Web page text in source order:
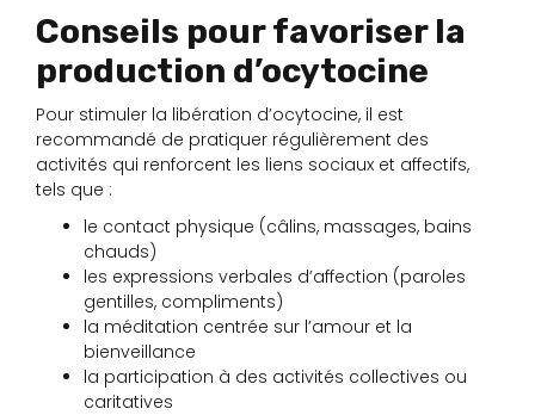
Conseils pour favoriser la
production d’ocytocine
Pour stimuler la libération d’ocytocine, il est
recommandé de pratiquer régulièrement des
activités qui renforcent les liens sociaux et affectifs,
tels que :
le contact physique (câlins, massages, bains
chauds)
les expressions verbales d’affection (paroles
gentilles, compliments)
la méditation centrée sur l’amour et la
bienveillance
la participation à des activités collectives ou
caritatives